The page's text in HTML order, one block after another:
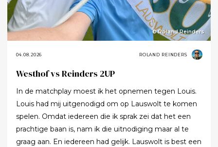
© Roland Reinders
04.08.2026 ROLAND REINDERS
Westhof vs Reinders 2UP
In de matchplay moest ik het opnemen tegen Louis.
Louis had mij uitgenodigd om op Lauswolt te komen
spelen. Omdat iedereen die ik sprak zei dat het een
prachtige baan is, nam ik die uitnodiging maar al te
graag aan. En iedereen had gelijk. Lauswolt is best een